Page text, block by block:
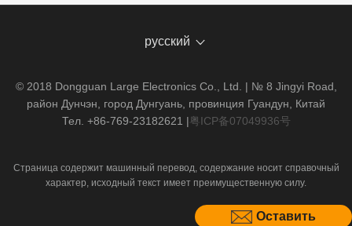
Оставить
русский
© 2018 Dongguan Large Electronics Co., Ltd. | № 8 Jingyi Road,
район Дунчэн, город Дунгуань, провинция Гуандун, Китай
Тел. +86-769-23182621 |粤ICP备07049936号
Страница содержит машинный перевод, содержание носит справочный
характер, исходный текст имеет преимущественную силу.